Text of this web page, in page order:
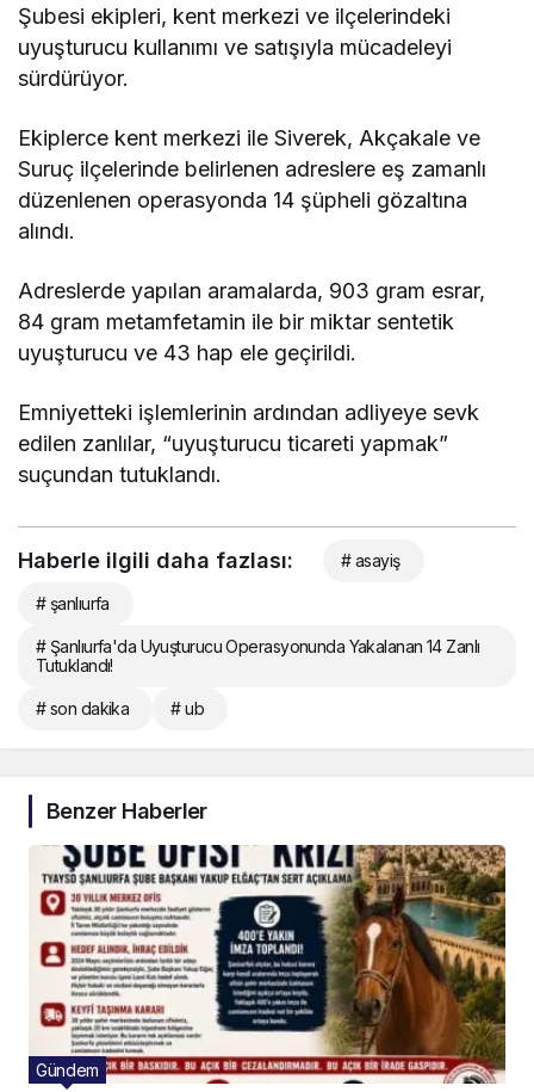
Şubesi ekipleri, kent merkezi ve ilçelerindeki
uyuşturucu kullanımı ve satışıyla mücadeleyi
sürdürüyor.
Ekiplerce kent merkezi ile Siverek, Akçakale ve
Suruç ilçelerinde belirlenen adreslere eş zamanlı
düzenlenen operasyonda 14 şüpheli gözaltına
alındı.
Adreslerde yapılan aramalarda, 903 gram esrar,
84 gram metamfetamin ile bir miktar sentetik
uyuşturucu ve 43 hap ele geçirildi.
Emniyetteki işlemlerinin ardından adliyeye sevk
edilen zanlılar, “uyuşturucu ticareti yapmak”
suçundan tutuklandı.
Haberle ilgili daha fazlası: # asayiş
# şanlıurfa
# Şanlıurfa'da Uyuşturucu Operasyonunda Yakalanan 14 Zanlı
Tutuklandı!
# son dakika # ub
Benzer Haberler
Gündem